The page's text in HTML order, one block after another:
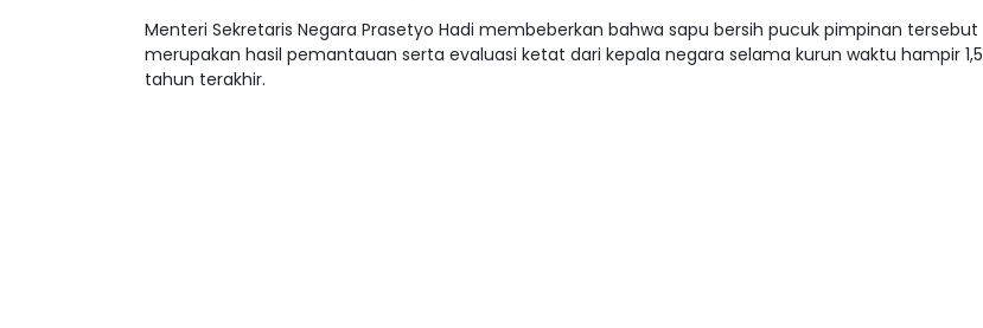
Menteri Sekretaris Negara Prasetyo Hadi membeberkan bahwa sapu bersih pucuk pimpinan tersebut
merupakan hasil pemantauan serta evaluasi ketat dari kepala negara selama kurun waktu hampir 1,5
tahun terakhir.